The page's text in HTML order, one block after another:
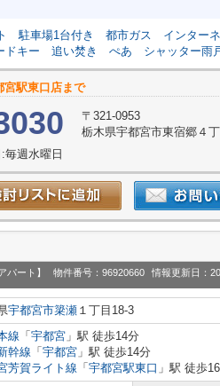
駐車場1台付き 都市ガス
インター
ドキー 追い焚き ぺあ シャッター雨
宮駅東口店まで
〒321-0953
栃木県宇都宮市東宿郷４
週水曜日
パート】 物件番号：96920660 情報更新日：
宇都宮市簗瀬 １丁目18-3
線 「 宇都宮 」駅 徒歩14分
幹線 「 宇都宮 」駅 徒歩14分
芳賀ライト線 「 宇都宮駅東口 」駅 徒歩